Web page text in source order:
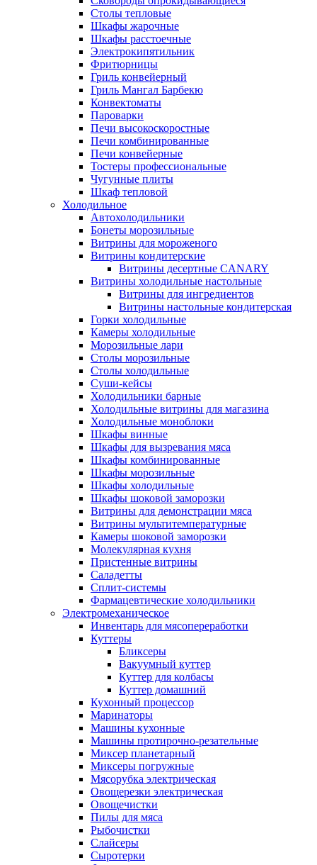
Столы тепловые
Шкафы жарочные
Шкафы расстоечные
Электрокипятильник
Фритюрницы
Гриль конвейерный
Гриль Мангал Барбекю
Конвектоматы
Пароварки
Печи высокоскоростные
Печи комбинированные
Печи конвейерные
Тостеры профессиональные
Чугунные плиты
Шкаф тепловой
Холодильное
Автохолодильники
Бонеты морозильные
Витрины для мороженого
Витрины кондитерские
Витрины десертные CANARY
Витрины холодильные настольные
Витрины для ингредиентов
Витрины настольные кондитерская
Горки холодильные
Камеры холодильные
Морозильные лари
Столы морозильные
Столы холодильные
Суши-кейсы
Холодильники барные
Холодильные витрины для магазина
Холодильные моноблоки
Шкафы винные
Шкафы для вызревания мяса
Шкафы комбинированные
Шкафы морозильные
Шкафы холодильные
Шкафы шоковой заморозки
Витрины для демонстрации мяса
Витрины мультитемпературные
Камеры шоковой заморозки
Молекулярная кухня
Пристенные витрины
Саладетты
Сплит-системы
Фармацевтические холодильники
Электромеханическое
Инвентарь для мясопереработки
Куттеры
Бликсеры
Вакуумный куттер
Куттер для колбасы
Куттер домашний
Кухонный процессор
Маринаторы
Машины кухонные
Машины протирочно-резательные
Миксер планетарный
Миксеры погружные
Мясорубка электрическая
Овощерезки электрическая
Овощечистки
Пилы для мяса
Рыбочистки
Слайсеры
Сыротерки